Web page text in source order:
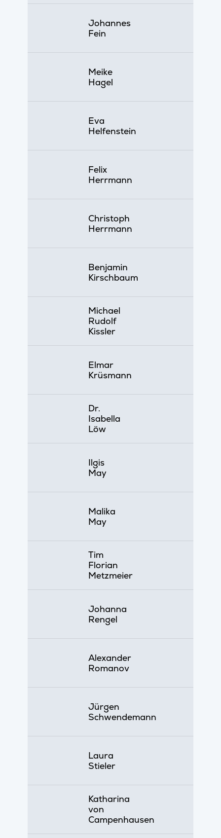
Johannes
Fein
Meike
Hagel
Eva
Helfenstein
Felix
Herrmann
Christoph
Herrmann
Benjamin
Kirschbaum
Michael
Rudolf
Kissler
Elmar
Krüsmann
Dr.
Isabella
Löw
Ilgis
May
Malika
May
Tim
Florian
Metzmeier
Johanna
Rengel
Alexander
Romanov
Jürgen
Schwendemann
Laura
Stieler
Katharina
von
Campenhausen